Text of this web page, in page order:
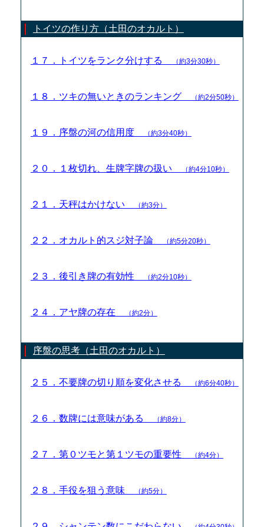
トイツの作り方（土田のオカルト）
１７．トイツをランク分けする （約3分30秒）
１８．ツキの無いときのランキング （約2分50秒）
１９．序盤の河の信用度 （約3分40秒）
２０．１枚切れ、生牌字牌の扱い （約4分10秒）
２１．天秤はかけない （約3分）
２２．オカルト的スジ対子論 （約5分20秒）
２３．後引き牌の有効性 （約2分10秒）
２４．アヤ牌の存在 （約2分）
序盤の思考（土田のオカルト）
２５．不要牌の切り順を変化させる （約6分40秒）
２６．数牌には意味がある （約8分）
２７．第０ツモと第１ツモの重要性 （約4分）
２８．手役を狙う意味 （約5分）